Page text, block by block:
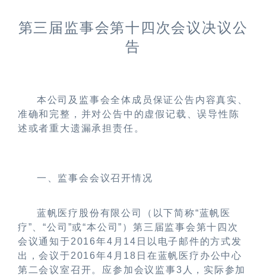
第三届监事会第十四次会议决议公
告
本公司及监事会全体成员保证公告内容真实、
准确和完整，并对公告中的虚假记载、误导性陈
述或者重大遗漏承担责任。
一、监事会会议召开情况
蓝帆医疗股份有限公司（以下简称“蓝帆医
疗”、“公司”或“本公司”）第三届监事会第十四次
会议通知于2016年4月14日以电子邮件的方式发
出，会议于2016年4月18日在蓝帆医疗办公中心
第二会议室召开。 应参加会议监事3人，实际参加